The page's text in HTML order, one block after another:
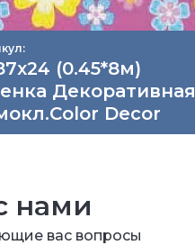
(0.45*8м)
Декоративная
Decor
нами
вас вопросы